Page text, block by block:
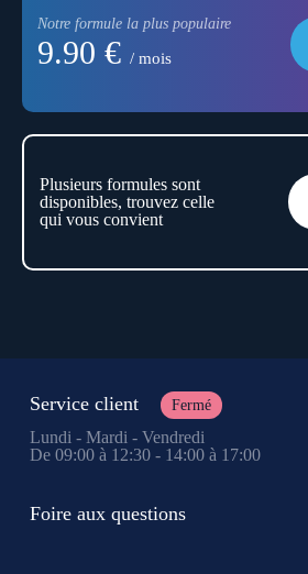
Notre formule la plus populaire
9.90 € / mois
Plusieurs formules sont
disponibles, trouvez celle
qui vous convient
Service client Fermé
Lundi - Mardi - Vendredi
De 09:00 à 12:30 - 14:00 à 17:00
Foire aux questions